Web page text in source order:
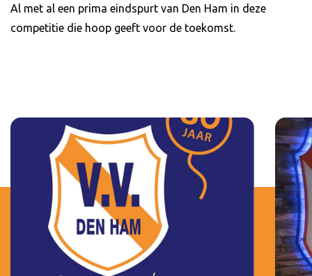
Al met al een prima eindspurt van Den Ham in deze
competitie die hoop geeft voor de toekomst.